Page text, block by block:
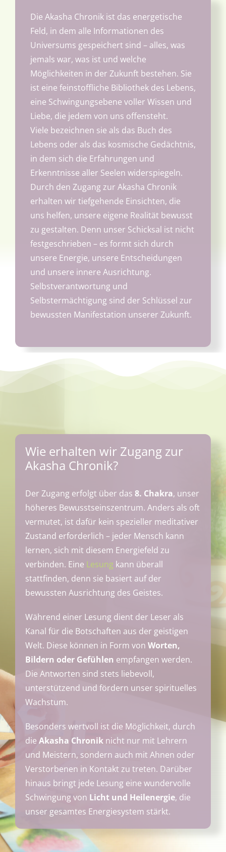
Über uns
Termine
Die Akasha Chronik ist das energetische
Feld, in dem alle Informationen des
Universums gespeichert sind – alles, was
jemals war, was ist und welche
Möglichkeiten in der Zukunft bestehen. Sie
ist eine feinstoffliche Bibliothek des Lebens,
eine Schwingungsebene voller Wissen und
Liebe, die jedem von uns offensteht.
Viele bezeichnen sie als das Buch des
Lebens oder als das kosmische Gedächtnis,
in dem sich die Erfahrungen und
Erkenntnisse aller Seelen widerspiegeln.
Durch den Zugang zur Akasha Chronik
erhalten wir tiefgehende Einsichten, die
uns helfen, unsere eigene Realität bewusst
zu gestalten. Denn unser Schicksal ist nicht
festgeschrieben – es formt sich durch
unsere Energie, unsere Entscheidungen
und unsere innere Ausrichtung.
Selbstverantwortung und
Selbstermächtigung sind der Schlüssel zur
bewussten Manifestation unserer Zukunft.
Wie erhalten wir Zugang zur
Akasha Chronik?
Der Zugang erfolgt über das 8. Chakra, unser
höheres Bewusstseinszentrum. Anders als oft
vermutet, ist dafür kein spezieller meditativer
Zustand erforderlich – jeder Mensch kann
lernen, sich mit diesem Energiefeld zu
verbinden. Eine Lesung kann überall
stattfinden, denn sie basiert auf der
bewussten Ausrichtung des Geistes.
Während einer Lesung dient der Leser als
Kanal für die Botschaften aus der geistigen
Welt. Diese können in Form von Worten,
Bildern oder Gefühlen empfangen werden.
Die Antworten sind stets liebevoll,
unterstützend und fördern unser spirituelles
Wachstum.
Besonders wertvoll ist die Möglichkeit, durch
die Akasha Chroniknicht nur mit Lehrern
und Meistern, sondern auch mit Ahnen oder
Verstorbenen in Kontakt zu treten. Darüber
hinaus bringt jede Lesung eine wundervolle
Schwingung von Licht und Heilenergie, die
unser gesamtes Energiesystem stärkt.